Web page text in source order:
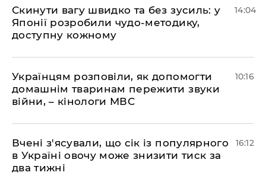
Скинути вагу швидко та без зусиль: у
Японії розробили чудо-методику,
доступну кожному
14:04
Українцям розповіли, як допомогти
домашнім тваринам пережити звуки
війни, – кінологи МВС
10:16
Вчені з'ясували, що сік із популярного
в Україні овочу може знизити тиск за
два тижні
16:12